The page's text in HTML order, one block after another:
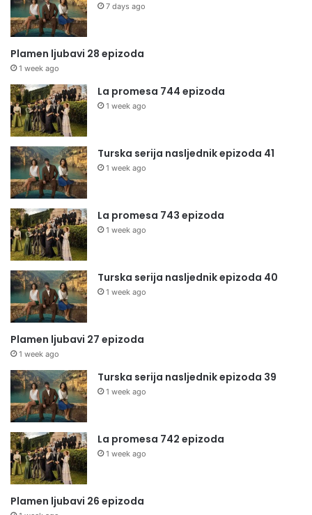
7 days ago
Plamen ljubavi 28 epizoda
1 week ago
La promesa 744 epizoda
1 week ago
Turska serija nasljednik epizoda 41
1 week ago
La promesa 743 epizoda
1 week ago
Turska serija nasljednik epizoda 40
1 week ago
Plamen ljubavi 27 epizoda
1 week ago
Turska serija nasljednik epizoda 39
1 week ago
La promesa 742 epizoda
1 week ago
Plamen ljubavi 26 epizoda